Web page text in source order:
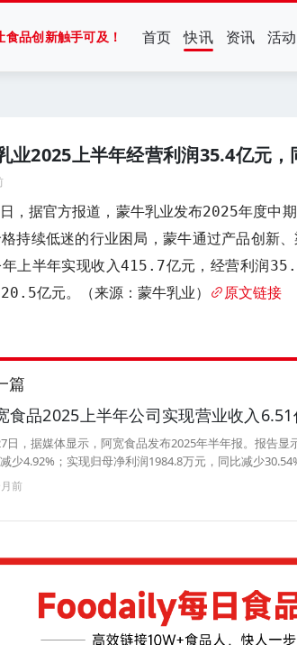
食品创新触手可及！ 首页 快讯 资讯 活动
业2025上半年经营利润35.4亿元
，据官方报道，蒙牛乳业发布2025年度中
持续低迷的行业困局，蒙牛通过产品创新
年上半年实现收入415.7亿元，经营利润
亿元。（来源：蒙牛乳业）
原文链接
篇
食品2025上半年公司实现营业收入6.51
日，据媒体显示，阿宽食品发布2025年半年报。报告显
少4.92%；实现归母净利润1984.8万元，同比减少
前